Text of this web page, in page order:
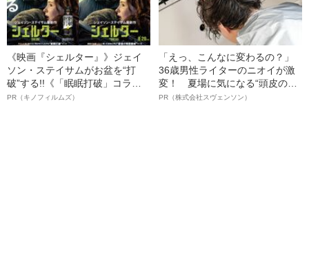
《映画『シェルター』》ジェイ
ソン・ステイサムがお盆を“打
破”する!!《「眠眠打破」コラ
ボ》
PR（キノフィルムズ）
「えっ、こんなに変わるの？」
36歳男性ライターのニオイが激
変！ 夏場に気になる“頭皮のニ
オイ”や“ベタつき”を解消す
PR（株式会社スヴェンソン）